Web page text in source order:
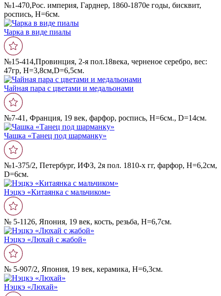
№1-470,Рос. империя, Гарднер, 1860-1870е годы, бисквит,
роспись, Н=6см.
Чарка в виде пиалы
№15-414,Провинция, 2-я пол.18века, черненое серебро, вес:
47гр, Н=3,8см,D=6,5см.
Чайная пара с цветами и медальонами
№7-41, Франция, 19 век, фарфор, роспись, Н=6см., D=14см.
Чашка «Танец под шарманку»
№1-375/2, Петербург, ИФЗ, 2я пол. 1810-х гг, фарфор, Н=6,2см,
D=6см.
Нэцкэ «Китаянка с мальчиком»
№ 5-1126, Япония, 19 век, кость, резьба, Н=6,7см.
Нэцкэ «Люхай с жабой»
№ 5-907/2, Япония, 19 век, керамика, Н=6,3см.
Нэцкэ «Люхай»